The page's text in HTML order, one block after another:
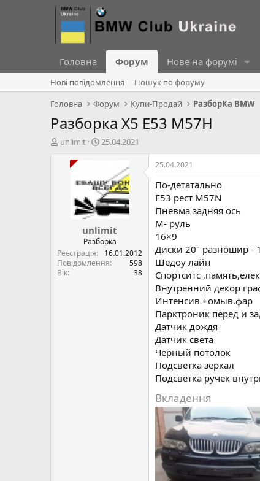
Головна Форум Нове на форумі
Нові повідомлення
Пошук по форуму
Головна
Форум Купи-Продай РазборКа BMW
Разборка Х5 Е53 М57Н
А
unlimit
Д
с
т
в
о
р
е
н
н
25.04.2021
unlimit
Разборка
Реєстрація
16.01.2012
Повідомлення
598
Вік
38
25.04.2021
По-детатально
Е53 рест М57N
Пневма задняя ось
М- руль
16×9
Диски 20" разношир -
Шедоу лайн
Спортситс
Внутренний декор
Интенсив +омыв.фар
Парктроник перед и
Датчик дождя
Датчик света
Черный потолок
Подсветка зеркал
Подсветка ручек
Вкладення